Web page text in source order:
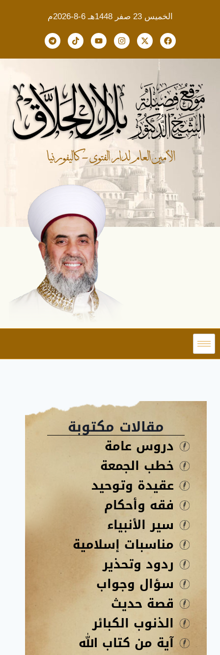
الخميس 23 صفر 1448هـ 6-8-2026م
مقالات مكتوبة
دروس عامة
خطب الجمعة
عقيدة وتوحيد
فقه وأحكام
سير الأنبياء
مناسبات إسلامية
ردود وتحذير
سؤال وجواب
قصة حديث
الذنوب الكبائر
آية من كتاب الله